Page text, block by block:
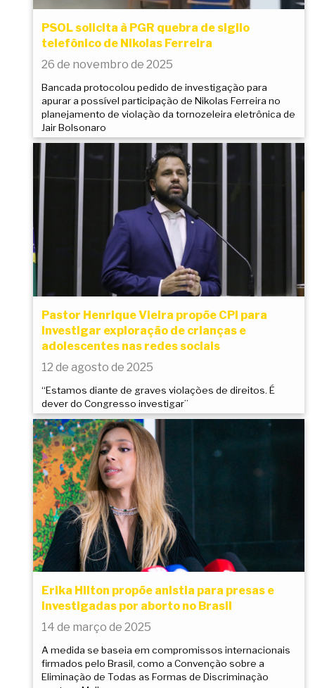
PSOL solicita à PGR quebra de sigilo
telefônico de Nikolas Ferreira
26 de novembro de 2025
Bancada protocolou pedido de investigação para
apurar a possível participação de Nikolas Ferreira no
planejamento de violação da tornozeleira eletrônica de
Jair Bolsonaro
Pastor Henrique Vieira propõe CPI para
investigar exploração de crianças e
adolescentes nas redes sociais
12 de agosto de 2025
“Estamos diante de graves violações de direitos. É
dever do Congresso investigar”
Erika Hilton propõe anistia para presas e
investigadas por aborto no Brasil
14 de março de 2025
A medida se baseia em compromissos internacionais
firmados pelo Brasil, como a Convenção sobre a
Eliminação de Todas as Formas de Discriminação